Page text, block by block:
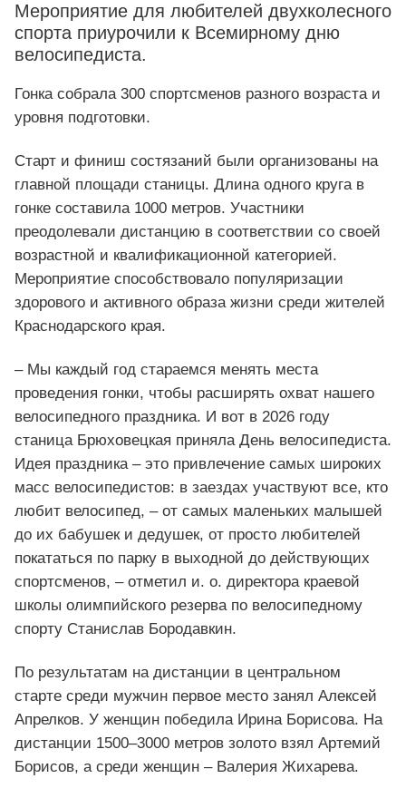
Мероприятие для любителей двухколесного
спорта приурочили к Всемирному дню
велосипедиста.
Гонка собрала 300 спортсменов разного возраста и
уровня подготовки.
Старт и финиш состязаний были организованы на
главной площади станицы. Длина одного круга в
гонке составила 1000 метров. Участники
преодолевали дистанцию в соответствии со своей
возрастной и квалификационной категорией.
Мероприятие способствовало популяризации
здорового и активного образа жизни среди жителей
Краснодарского края.
– Мы каждый год стараемся менять места
проведения гонки, чтобы расширять охват нашего
велосипедного праздника. И вот в 2026 году
станица Брюховецкая приняла День велосипедиста.
Идея праздника – это привлечение самых широких
масс велосипедистов: в заездах участвуют все, кто
любит велосипед, – от самых маленьких малышей
до их бабушек и дедушек, от просто любителей
покататься по парку в выходной до действующих
спортсменов, – отметил и. о. директора краевой
школы олимпийского резерва по велосипедному
спорту Станислав Бородавкин.
По результатам на дистанции в центральном
старте среди мужчин первое место занял Алексей
Апрелков. У женщин победила Ирина Борисова. На
дистанции 1500–3000 метров золото взял Артемий
Борисов, а среди женщин – Валерия Жихарева.